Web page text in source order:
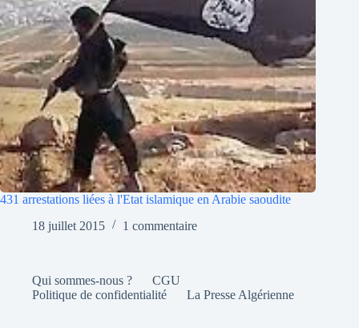
431 arrestations liées à l'Etat islamique en Arabie saoudite
18 juillet 2015
1 commentaire
Qui sommes-nous ?
CGU
Politique de confidentialité
La Presse Algérienne